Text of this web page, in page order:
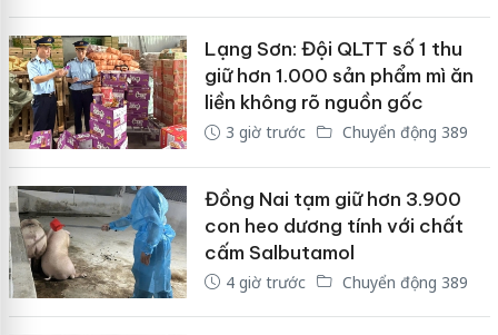
Lạng Sơn: Đội QLTT số 1 thu
giữ hơn 1.000 sản phẩm mì ăn
liền không rõ nguồn gốc
3 giờ trước Chuyển động 389
Đồng Nai tạm giữ hơn 3.900
con heo dương tính với chất
cấm Salbutamol
4 giờ trước Chuyển động 389